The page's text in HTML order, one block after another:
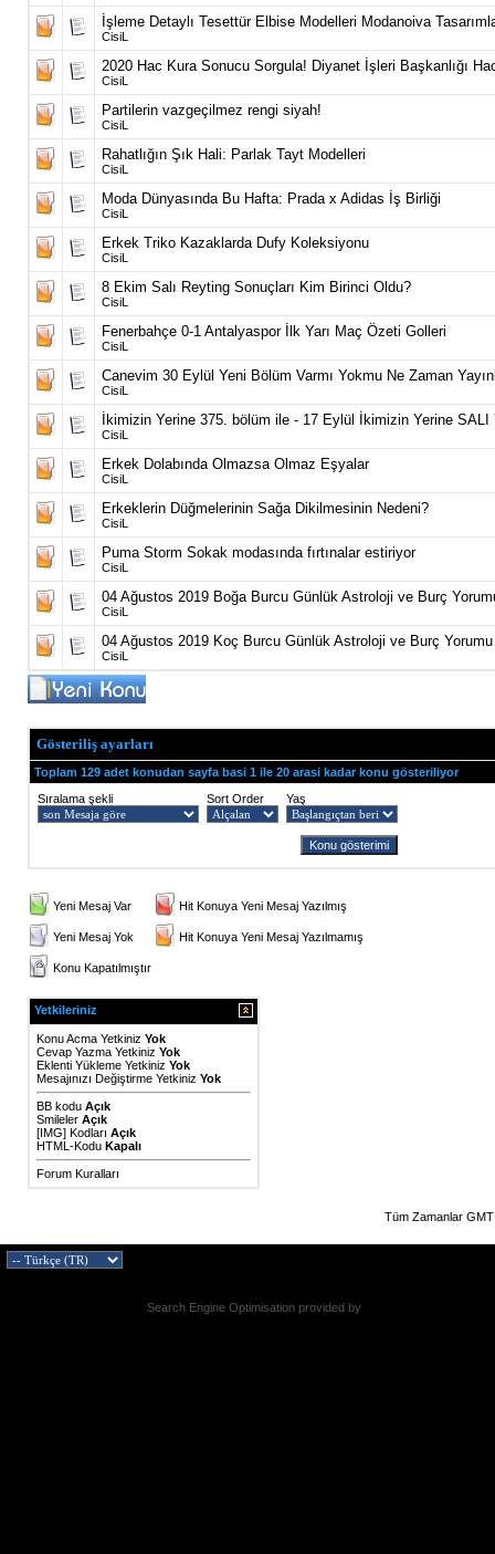
İşleme Detaylı Tesettür Elbise Modelleri Modanoiva
CisiL
2020 Hac Kura Sonucu Sorgula! Diyanet İşleri Başkanlığı
CisiL
Partilerin vazgeçilmez rengi siyah!
CisiL
Rahatlığın Şık Hali: Parlak Tayt Modelleri
CisiL
Moda Dünyasında Bu Hafta: Prada x Adidas İş Birliği
CisiL
Erkek Triko Kazaklarda Dufy Koleksiyonu
CisiL
8 Ekim Salı Reyting Sonuçları Kim Birinci Oldu?
CisiL
Fenerbahçe 0-1 Antalyaspor İlk Yarı Maç Özeti Golleri
CisiL
Canevim 30 Eylül Yeni Bölüm Varmı Yokmu Ne Zaman
CisiL
İkimizin Yerine 375. bölüm ile - 17 Eylül İkimizin Yerine SALI
CisiL
Erkek Dolabında Olmazsa Olmaz Eşyalar
CisiL
Erkeklerin Düğmelerinin Sağa Dikilmesinin Nedeni?
CisiL
Puma Storm Sokak modasında fırtınalar estiriyor
CisiL
04 Ağustos 2019 Boğa Burcu Günlük Astroloji ve Burç
CisiL
04 Ağustos 2019 Koç Burcu Günlük Astroloji ve Burç Yorumu
CisiL
Gösteriliş ayarları
Toplam 129 adet konudan sayfa basi 1 ile 20 arasi kadar konu gösteriliyor
Sıralama şekli
Sort Order Yaş
Yeni Mesaj Var Hit Konuya Yeni Mesaj Yazılmış
Yeni Mesaj Yok Hit Konuya Yeni Mesaj Yazılmamış
Konu Kapatılmıştır
Yetkileriniz
Konu Acma Yetkiniz Yok
Cevap Yazma Yetkiniz Yok
Eklenti Yükleme Yetkiniz Yok
Mesajınızı Değiştirme Yetkiniz Yok
BB kodu Açık
Smileler Açık
[IMG] Kodları Açık
HTML-Kodu Kapalı
Forum Kuralları
Tüm Zamanlar
Search Engine Optimisation provided by